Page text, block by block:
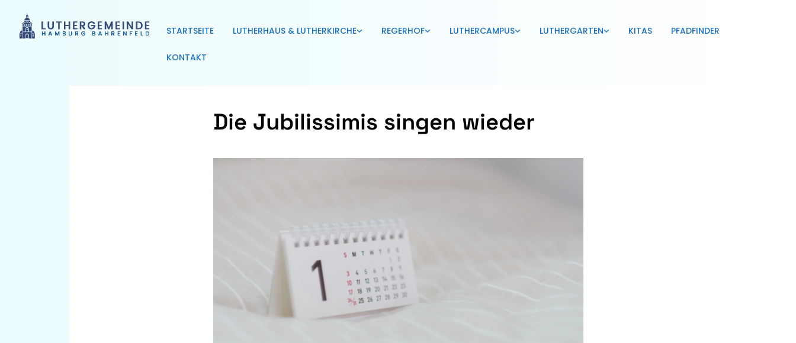
STARTSEITE LUTHERHAUS & LUTHERKIRCHE REGERHOF LUTHERCAMPUS LUTHERGARTEN KITAS PFADFINDER
KONTAKT
Die Jubilissimis singen wieder